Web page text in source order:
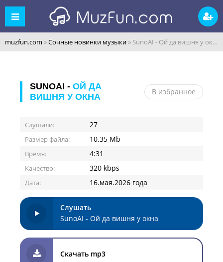
muzfun.com »Сочные новинки музыки » SunoAI - Ой да вишня у окна
SUNOAI - ОЙ ДА
ВИШНЯ У ОКНА
В избранное
Слушали: 27
Размер файла: 10.35 Mb
Время: 4:31
Качество: 320 kbps
Дата: 16.мая.2026 года
Слушать
SunoAI - Ой да вишня у окна
Скачать mp3